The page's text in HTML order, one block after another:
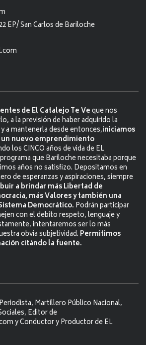
EP/ San Carlos de Bariloche
de El Catalejo Te Veque nos
a la previsión de haber adquirido la
a mantenerla desde entonces,iniciamos
un nuevo emprendimiento
los CINCO años de vida de EL
que Bariloche necesitaba porque
años no satisfizo. Depositamos en
de esperanzas y aspiraciones, siempre
a brindar más Libertad de
más Valores y también una
Democrático. Podrán participar
con el debito respeto, lenguaje y
intentaremos ser lo más
obvia subjetividad. Permitimos
citándo la fuente.
Martillero Público Nacional,
Editor de
y Conductor y Productor de EL